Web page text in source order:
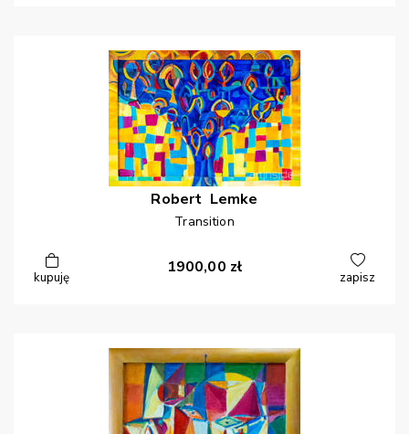
Robert Lemke
Transition
kupuję
1900,00 zł
zapisz